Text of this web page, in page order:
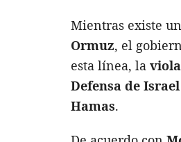
Mientras existe un
Ormuz, el
esta línea, la
Defensa de Israel
Hamas.